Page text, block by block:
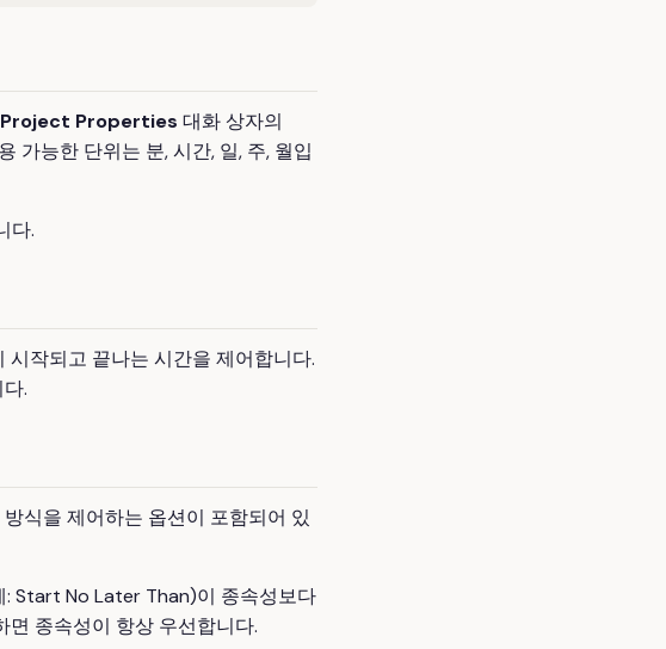
Project Properties 대화 상자의
가능한 단위는 분, 시간, 일, 주, 월입
다.
작되고 끝나는 시간을 제어합니다.
.
식을 제어하는 옵션이 포함되어 있
Start No Later Than)이 종속성보다
종속성이 항상 우선합니다.